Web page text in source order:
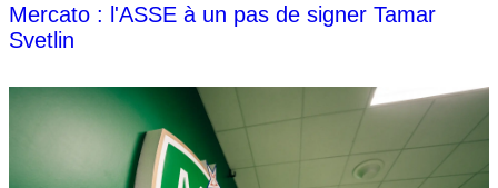
Mercato : l'ASSE à un pas de signer Tamar
Svetlin